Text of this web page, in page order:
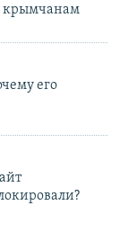
крымчанам
его